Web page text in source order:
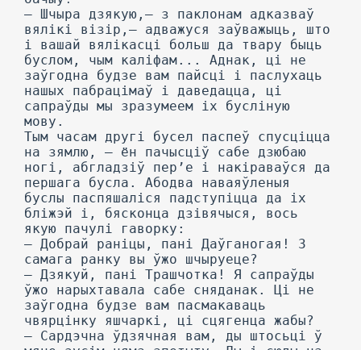
— Шчыра дзякую,— з паклонам адказваў
вялікі візір,— адважуся заўважыць, што
і вашай вялікасці больш да твару быць
буслом, чым каліфам... Аднак, ці не
заўгодна будзе вам пайсці і паслухаць
нашых пабрацімаў і даведацца, ці
сапраўды мы зразумеем іх бусліную
мову.
Тым часам другі бусел паспеў спусціцца
на зямлю, — ён пачысціў сабе дзюбаю
ногі, абгладзіў пер’е і накіраваўся да
першага бусла. Абодва наваяўленыя
буслы паспяшаліся падступіцца да іх
бліжэй і, бясконца дзівячыся, вось
якую пачулі гаворку:
— Добрай раніцы, пані Даўганогая! 3
самага ранку вы ўжо шчыруеце?
— Дзякуй, пані Трашчотка! Я сапраўды
ўжо нарыхтавала сабе сняданак. Ці не
заўгодна будзе вам пасмакаваць
чвярцінку яшчаркі, ці сцягенца жабы?
— Сардэчна ўдзячная вам, ды штосьці ў